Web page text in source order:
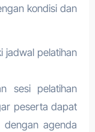
kondisi dan
jadwal pelatihan
sesi pelatihan
peserta dapat
agenda